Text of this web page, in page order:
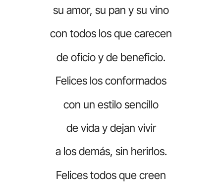
su amor, su pan y su vino
con todos los que carecen
de oficio y de beneficio.
Felices los conformados
con un estilo sencillo
de vida y dejan vivir
a los demás, sin herirlos.
Felices todos que creen